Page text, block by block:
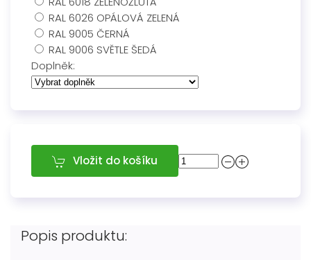
RAL 6026 OPÁLOVÁ ZELENÁ
RAL 9005 ČERNÁ
RAL 9006 SVĚTLE ŠEDÁ
Doplněk:
Vložit do košíku
Popis produktu: